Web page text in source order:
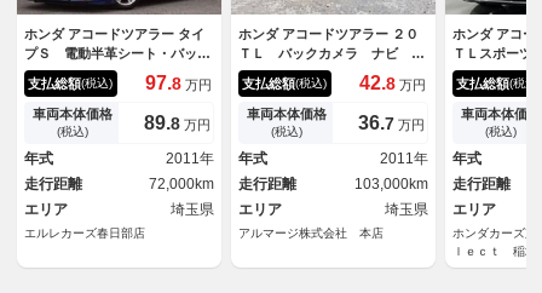
ホンダ アコードツアラー タイ
プＳ 電動半革シート・バック
カメラ・スマートキー・ルーフ
レール・ＥＴＣ・クルーズコン
トロール・ＴＥＩＮ車高調・純
正１８ｉｎＡＷ・革巻きハンド
ル・パドルシフト・ＵＳＢ入
力・電動バックドア・ＨＩＤヘ
ッドライト
支払総額(税込) 97.8 万円
車両本体価格
(税込) 89.8 万円
年式
2011年
走行距離
72,000km
エリア
埼玉県
エルレカーズ春日部店
ホンダ アコードツアラー ２０
ＴＬ バックカメラ ナビ Ｔ
Ｖ オートクルーズコントロー
ル アルミホイール オートラ
イト ＨＩＤ スマートキー
ＡＴ 盗難防止システム 衝突
安全ボディ ルーフレール Ａ
ＢＳ ＥＳＣ ＣＤ ＵＳＢ
支払総額(税込) 42.8 万円
車両本体価格
(税込) 36.7 万円
年式
2011年
走行距離
103,000km
エリア
埼玉県
アルマージ株式会社 本店
ホンダ アコー
ＴＬスポー
純正ＨＤＤ
サイドカーテ
社下取りワ
テールゲー
置 電動シー
サーバー 地
Ｄ 車検整備
支払総額(税込)
車両本体価格
(税込)
年式
走行距離
エリア
ホンダカーズ
ｌｅｃｔ 稲城